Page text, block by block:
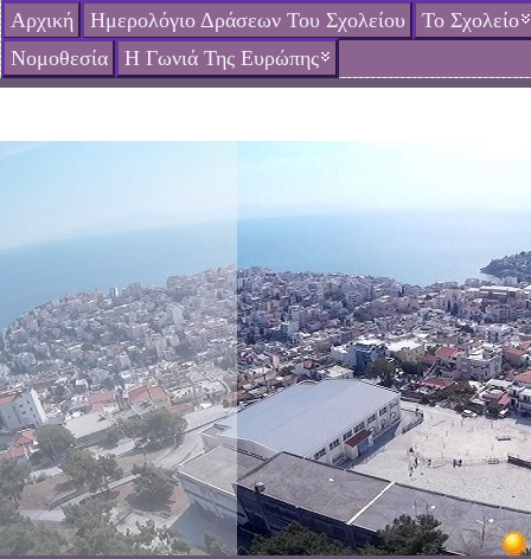
Αρχική Ημερολόγιο Δράσεων Του Σχολείου
Το Σχολείο
Νομοθεσία
Η Γωνιά Της Ευρώπης